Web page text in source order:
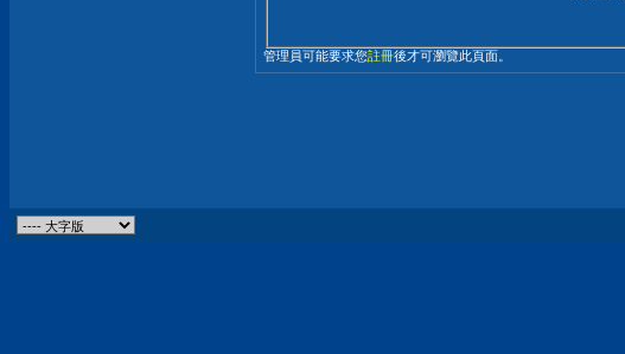
管理員可能要求您註冊後才可瀏覽此頁面。